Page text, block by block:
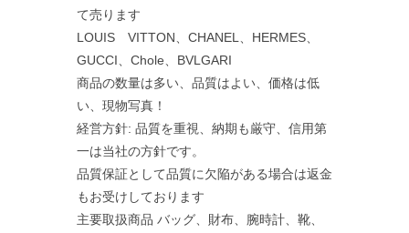
て売ります
LOUIS VITTON、CHANEL、HERMES、
GUCCI、Chole、BVLGARI
商品の数量は多い、品質はよい、価格は低
い、現物写真！
経営方針: 品質を重視、納期も厳守、信用第
一は当社の方針です。
品質保証として品質に欠陥がある場合は返金
もお受けしております
主要取扱商品 バッグ、財布、腕時計、靴、